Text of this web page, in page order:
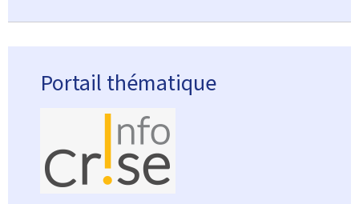
Portail thématique